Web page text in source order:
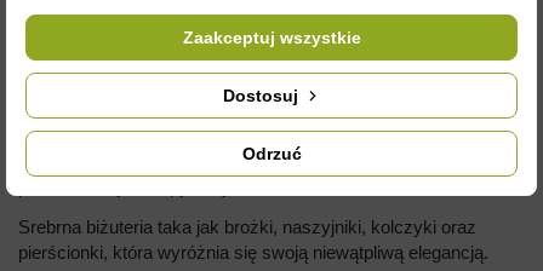
BROSZKA - "RUBINOWA PSZCZOŁA"
Stworzona kolekcja biżuterii Bee & Love by Lyson
zainspirowana motywem natury oraz pszczelim. Pokazuje oraz
przypomina wspaniałość świata otaczającego nas oraz piękno
Srebrna biżuteria taka jak brożki, naszyjniki, kolczyki oraz
pierścionki, która wyróżnia się swoją niewątpliwą elegancją.
Odrzuć
Dostosuj
Zaakceptuj wszystkie